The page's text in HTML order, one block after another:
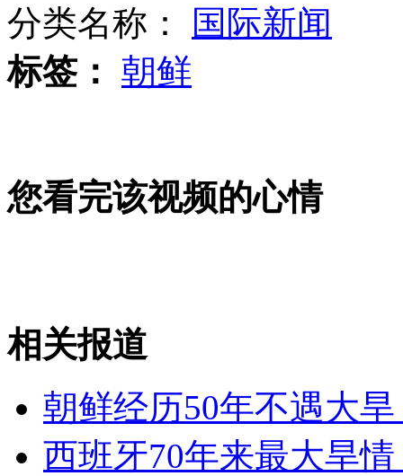
婚外情暴露 第三者深夜丧命街头
山西运城恶犬咬伤多人 警民合力深夜将其击毙
分类名称：
国际新闻
标签： 朝鲜
您看完该视频的心情
相关报道
朝鲜经历50年不遇大
西班牙70年来最大旱